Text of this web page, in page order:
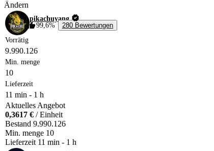
️I wish you fun shopping and good games.
Ändern
pikachuyang
99,6%
280 Bewertungen
Vorrätig
9.990.126
Min. menge
10
Lieferzeit
11 min - 1 h
Aktuelles Angebot
0,3617 € / Einheit
Bestand 9.990.126
Min. menge 10
Lieferzeit 11 min - 1 h